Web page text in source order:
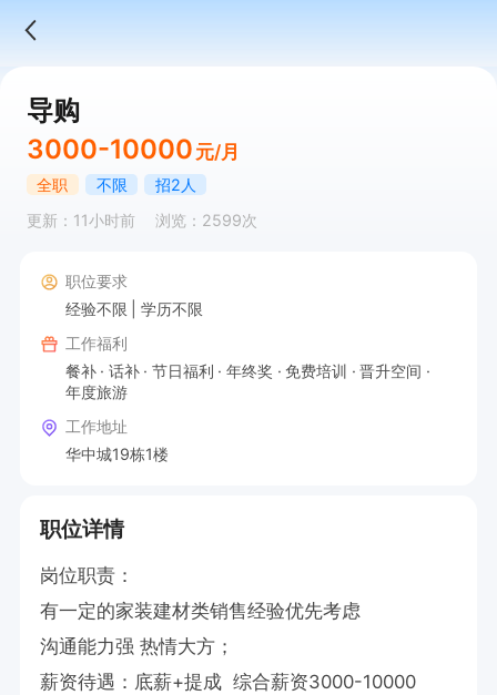
导购
3000-10000 元/月
全职 不限
招2人
更新：11小时前
浏览：2599次
职位要求
经验不限
学历不限
工作福利
餐补
话补 节日福利 年终奖 免费培训
晋升空间
年度旅游
工作地址
华中城19栋1楼
职位详情
岗位职责：
有一定的家装建材类销售经验优先考虑
沟通能力强 热情大方；
薪资待遇：底薪+提成  综合薪资3000-10000